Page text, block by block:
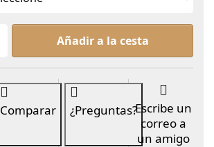
Hojas de stevia orgánicas at de
Añadir a la cesta
Comparar ¿Preguntas?Escribe un
correo a
un amigo